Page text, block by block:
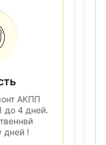
АКПП
до 4 дней.
дней !